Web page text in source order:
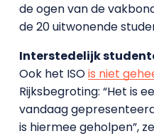
de ogen van de
de 20 uitwonende
Interstedelijk
Ook het ISOis niet
Rijksbegroting: “Het is
vandaag
is hiermee geholpen”,